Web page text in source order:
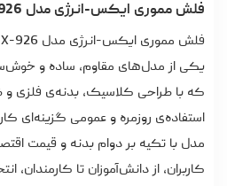
فلش مموری ایکس-انرژی مدل X-926 ظرفیت ۶۴ گیگابایت
که با طراحی کلاسیک، بدنه‌ی فلزی و
استفاده‌ی روزمره و عمومی گزینه‌ای
مدل با تکیه بر دوام بدنه و قیمت
کاربران، از دانش‌آموزان تا کارمندان،